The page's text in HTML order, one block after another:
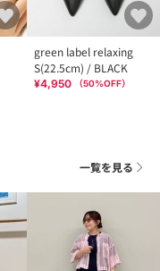
green label relaxing
S(22.5cm) / BLACK
¥4,950 （50%OFF）
一覧を見る